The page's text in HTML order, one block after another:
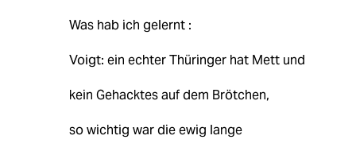
Was hab ich gelernt :
Voigt: ein echter Thüringer hat Mett und
kein Gehacktes auf dem Brötchen,
so wichtig war die ewig lange